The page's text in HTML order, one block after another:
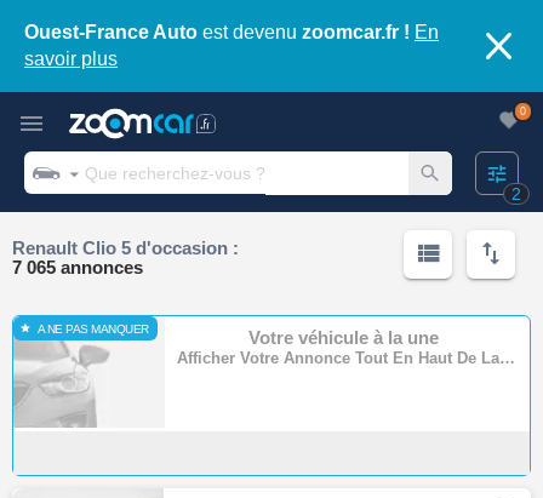
Ouest-France Auto est devenu zoomcar.fr ! En
savoir plus
2
0
Renault Clio 5 d'occasion :
7 065 annonces
A NE PAS MANQUER Votre véhicule à la une
Afficher Votre Annonce Tout En Haut De La Page